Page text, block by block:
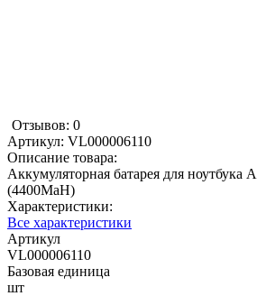
Отзывов: 0
Артикул: VL000006110
Описание товара:
Аккумуляторная батарея для ноутбука
(4400MaH)
Характеристики:
Все характеристики
Артикул
VL000006110
Базовая единица
шт